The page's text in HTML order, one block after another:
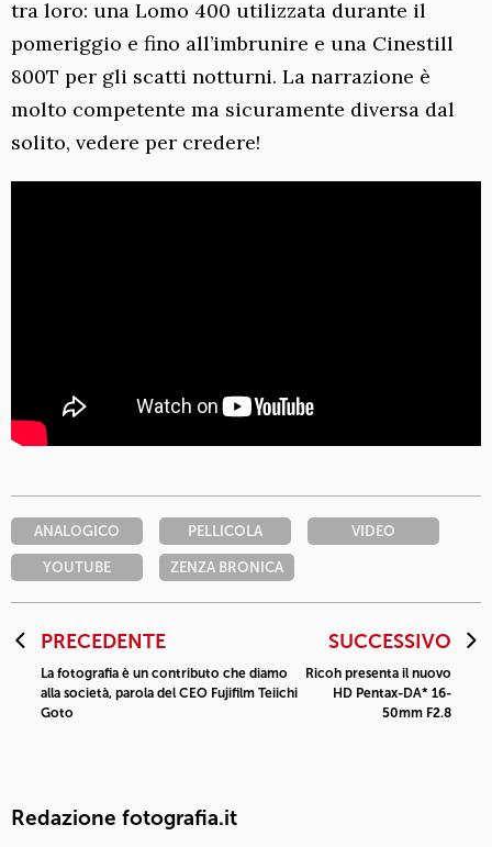
tra loro: una Lomo 400 utilizzata durante il
pomeriggio e fino all’imbrunire e una Cinestill
800T per gli scatti notturni. La narrazione è
molto competente ma sicuramente diversa dal
solito, vedere per credere!
ANALOGICO PELLICOLA VIDEO
YOUTUBE ZENZA BRONICA
PRECEDENTE
La fotografia è un contributo che diamo
alla società, parola del CEO Fujifilm Teiichi
Goto
SUCCESSIVO
Ricoh presenta il nuovo
HD Pentax-DA* 16-
50mm F2.8
Redazione fotografia.it